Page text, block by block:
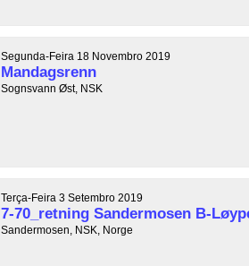
Segunda-Feira 18 Novembro 2019
Mandagsrenn
Sognsvann Øst, NSK
Terça-Feira 3 Setembro 2019
7-70_retning Sandermosen B-
Sandermosen, NSK, Norge